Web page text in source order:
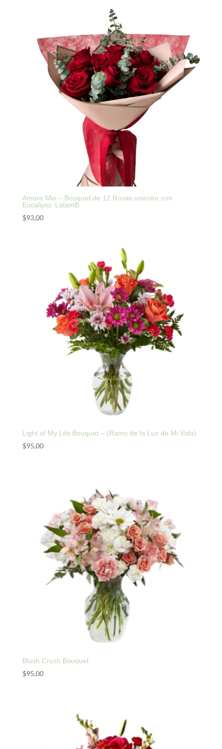
Amore Mio – Bouquet de 12 Rosas unicolor con
Eucalipto. LatamB
$93,00
Light of My Life Bouquet – (Ramo de la Luz de Mi Vida)
$95,00
Blush Crush Bouquet
$95,00